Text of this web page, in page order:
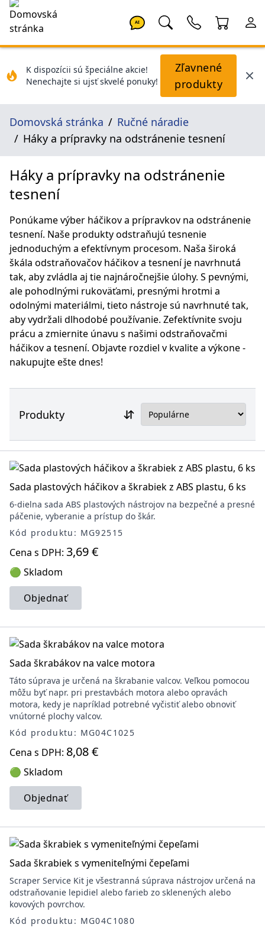
AI
K dispozícii sú špeciálne akcie!
Nenechajte si ujsť skvelé ponuky!
Zľavnené
produkty
Domovská stránka
Ručné náradie
Háky a prípravky na odstránenie tesnení
Háky a prípravky na odstránenie
tesnení
Ponúkame výber háčikov a prípravkov na odstránenie
tesnení. Naše produkty odstraňujú tesnenie
jednoduchým a efektívnym procesom. Naša široká
škála odstraňovačov háčikov a tesnení je navrhnutá
tak, aby zvládla aj tie najnáročnejšie úlohy. S pevnými,
ale pohodlnými rukoväťami, presnými hrotmi a
odolnými materiálmi, tieto nástroje sú navrhnuté tak,
aby vydržali dlhodobé používanie. Zefektívnite svoju
prácu a zmiernite únavu s našimi odstraňovačmi
háčikov a tesnení. Objavte rozdiel v kvalite a výkone -
nakupujte ešte dnes!
Produkty
Sada plastových háčikov a škrabiek z ABS plastu, 6 ks
6-dielna sada ABS plastových nástrojov na bezpečné a presné
páčenie, vyberanie a prístup do škár.
Kód produktu: MG92515
Cena s DPH: 3,69 €
🟢 Skladom
Objednať
Sada škrabákov na valce motora
Táto súprava je určená na škrabanie valcov. Veľkou pomocou
môžu byť napr. pri prestavbách motora alebo opravách
motora, kedy je napríklad potrebné vyčistiť alebo obnoviť
vnútorné plochy valcov.
Kód produktu: MG04C1025
Cena s DPH: 8,08 €
🟢 Skladom
Objednať
Sada škrabiek s vymeniteľnými čepeľami
Scraper Service Kit je všestranná súprava nástrojov určená na
odstraňovanie lepidiel alebo farieb zo sklenených alebo
kovových povrchov.
Kód produktu: MG04C1080